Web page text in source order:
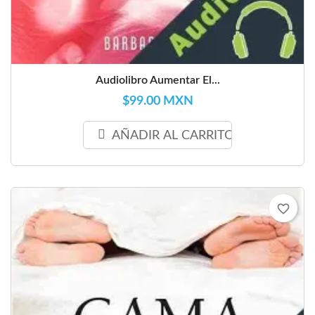
Audiolibro Aumentar El...
$99.00 MXN
AÑADIR AL CARRITO
favorite_border